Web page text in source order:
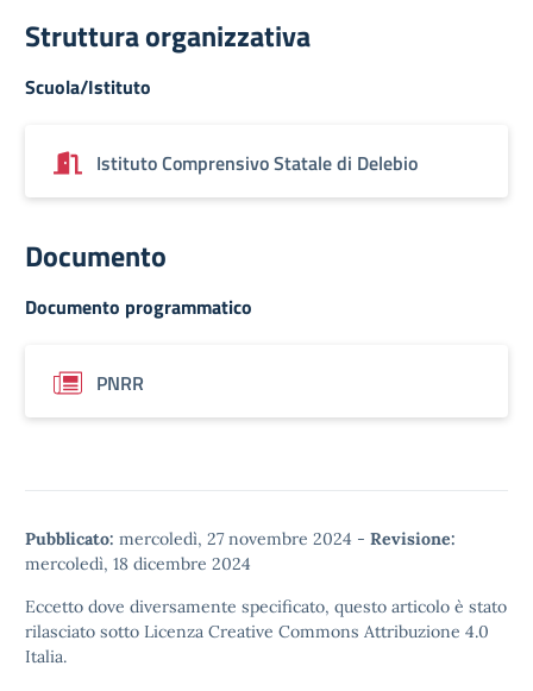
Struttura organizzativa
Scuola/Istituto
Istituto Comprensivo Statale di Delebio
Documento
Documento programmatico
PNRR
Pubblicato: mercoledì, 27 novembre 2024 - Revisione:
mercoledì, 18 dicembre 2024
Eccetto dove diversamente specificato, questo articolo è stato
rilasciato sotto Licenza Creative Commons Attribuzione 4.0
Italia.